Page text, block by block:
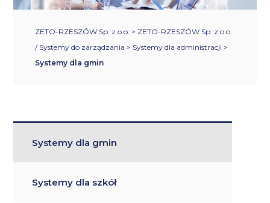
ZETO-RZESZÓW Sp. z o.o. > ZETO-RZESZÓW Sp. z o.o.
/ Systemy do zarządzania > Systemy dla administracji >
Systemy dla gmin
Systemy dla gmin
Systemy dla szkół